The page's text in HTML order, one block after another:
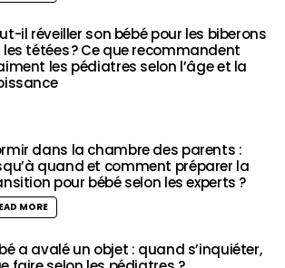
il réveiller son bébé pour les biberons
les tétées ? Ce que recommandent
les pédiatres selon l’âge et la
dans la chambre des parents :
quand et comment préparer la
pour bébé selon les experts ?
MORE
a avalé un objet : quand s’inquiéter,